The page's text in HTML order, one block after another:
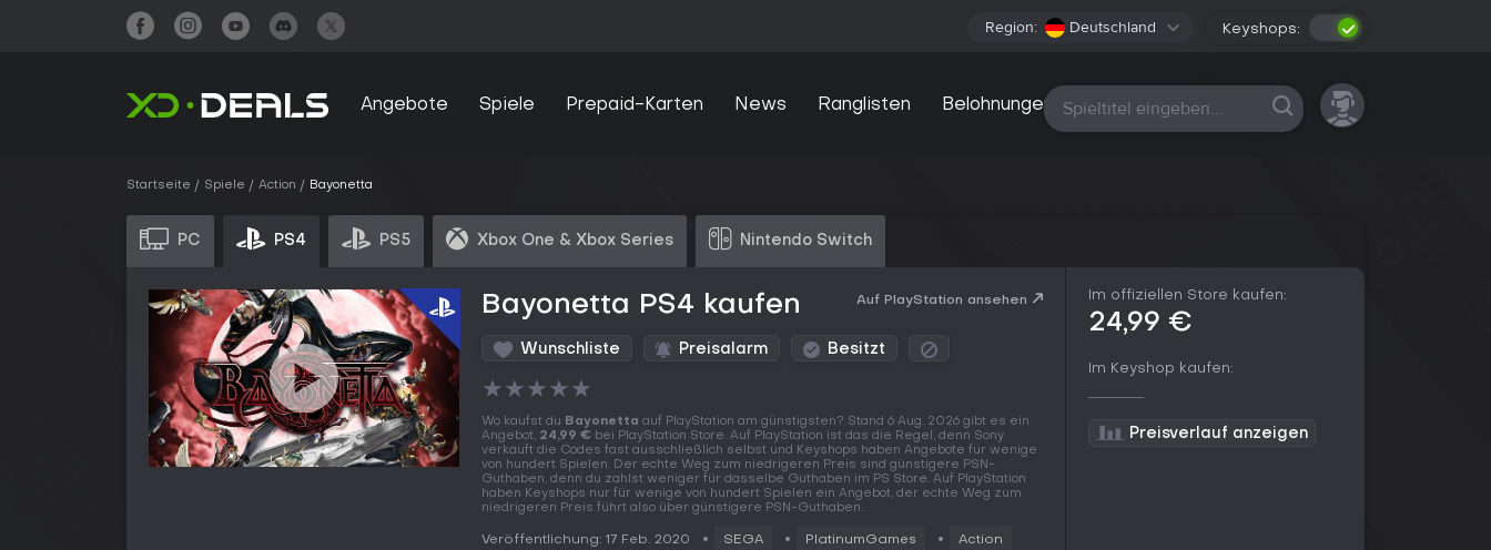
Region: Deutschland Keyshops:
Angebote Spiele Prepaid-Karten News Ranglisten Belohnungen Alle Plattformen
Startseite Spiele Action Bayonetta
PC PS4 PS5 Xbox One & Xbox Series Nintendo Switch
Bayonetta PS4 kaufen Auf PlayStation ansehen
Wunschliste Preisalarm Besitzt
★★★★★
Wo kaufst du Bayonetta auf PlayStation am günstigsten? Stand 6 Aug. 2026 gibt es ein
Angebot, 24,99 € bei PlayStation Store. Auf PlayStation ist das die Regel, denn Sony
verkauft die Codes fast ausschließlich selbst und Keyshops haben Angebote für wenige
von hundert Spielen. Der echte Weg zum niedrigeren Preis sind günstigere PSN-
Guthaben, denn du zahlst weniger für dasselbe Guthaben im PS Store. Auf PlayStation
haben Keyshops nur für wenige von hundert Spielen ein Angebot, der echte Weg zum
niedrigeren Preis führt also über günstigere PSN-Guthaben.
Veröffentlichung: 17 Feb. 2020 SEGA PlatinumGames Action
Im offiziellen Store kaufen:
24,99 €
Im Keyshop kaufen:
Preisverlauf anzeigen